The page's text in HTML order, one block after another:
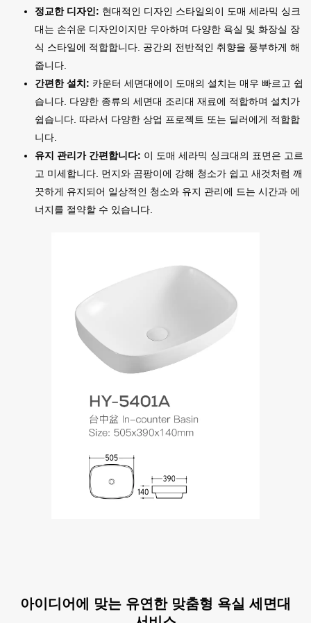
정교한 디자인: 현대적인 디자인 스타일의이 도매 세라믹 싱크
대는 손쉬운 디자인이지만 우아하며 다양한 욕실 및 화장실 장
식 스타일에 적합합니다. 공간의 전반적인 취향을 풍부하게 해
줍니다.
간편한 설치: 카운터 세면대에이 도매의 설치는 매우 빠르고 쉽
습니다. 다양한 종류의 세면대 조리대 재료에 적합하며 설치가
쉽습니다. 따라서 다양한 상업 프로젝트 또는 딜러에게 적합합
니다.
유지 관리가 간편합니다: 이 도매 세라믹 싱크대의 표면은 고르
고 미세합니다. 먼지와 곰팡이에 강해 청소가 쉽고 새것처럼 깨
끗하게 유지되어 일상적인 청소와 유지 관리에 드는 시간과 에
너지를 절약할 수 있습니다.
아이디어에 맞는 유연한 맞춤형 욕실 세면대